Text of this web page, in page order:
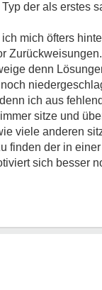
der als erstes
mich öfters
denn
ich aus
sitze und
viele anderen
finden der in
sich besser